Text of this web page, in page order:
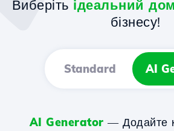
Виберіть ідеальний
бізнесу!
Standard AI
AI Generator — Додайте